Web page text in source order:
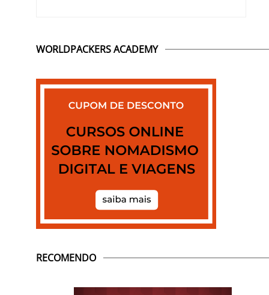
WORLDPACKERS ACADEMY
RECOMENDO